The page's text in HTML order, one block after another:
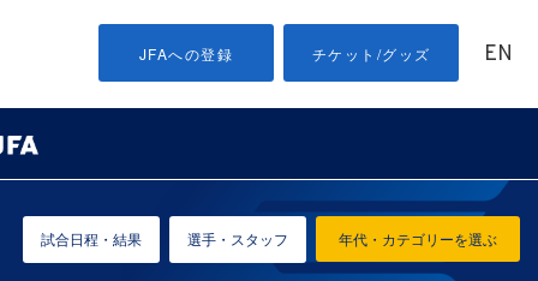
JFAへの登録 チケット/グッズ EN
年代・カテゴリーを選ぶ
試合日程・結果 選手・スタッフ